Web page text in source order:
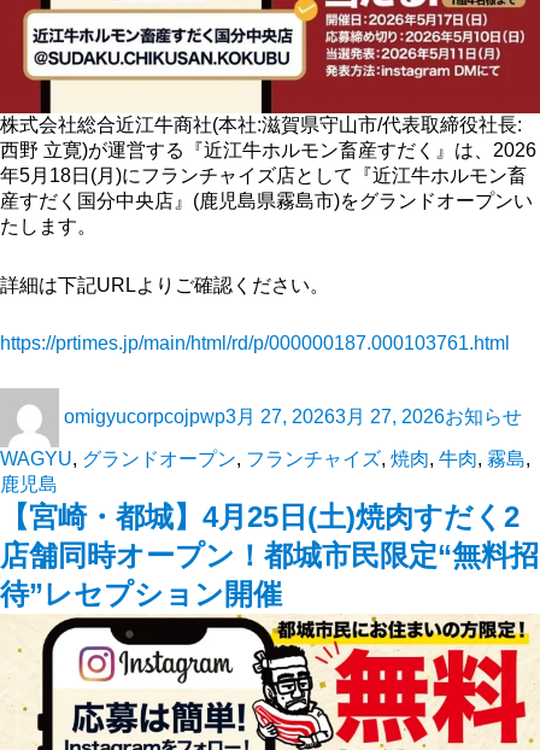
株式会社総合近江牛商社(本社:滋賀県守山市/代表取締役社長:
西野 立寛)が運営する『近江牛ホルモン畜産すだく』は、2026
年5月18日(月)にフランチャイズ店として『近江牛ホルモン畜
産すだく国分中央店』(鹿児島県霧島市)をグランドオープンい
たします。
詳細は下記URLよりご確認ください。
https://prtimes.jp/main/html/rd/p/000000187.000103761.html
omigyucorpcojpwp3月 27, 20263月 27, 2026お知らせ
WAGYU, グランドオープン, フランチャイズ, 焼肉, 牛肉, 霧島,
鹿児島
【宮崎・都城】4月25日(土)焼肉すだく2
店舗同時オープン！都城市民限定“無料招
待”レセプション開催